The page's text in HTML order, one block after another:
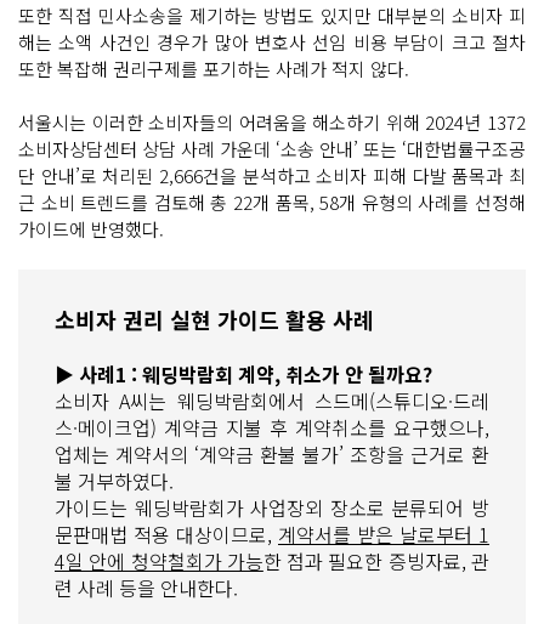
또한 직접 민사소송을 제기하는 방법도 있지만 대부분의 소비자 피
해는 소액 사건인 경우가 많아 변호사 선임 비용 부담이 크고 절차
또한 복잡해 권리구제를 포기하는 사례가 적지 않다.
서울시는 이러한 소비자들의 어려움을 해소하기 위해 2024년 1372
소비자상담센터 상담 사례 가운데 ‘소송 안내’ 또는 ‘대한법률구조공
단 안내’로 처리된 2,666건을 분석하고 소비자 피해 다발 품목과 최
근 소비 트렌드를 검토해 총 22개 품목, 58개 유형의 사례를 선정해
가이드에 반영했다.
소비자 권리 실현 가이드 활용 사례
▶ 사례1 : 웨딩박람회 계약, 취소가 안 될까요?
소비자 A씨는 웨딩박람회에서 스드메(스튜디오·드레
스·메이크업) 계약금 지불 후 계약취소를 요구했으나,
업체는 계약서의 ‘계약금 환불 불가’ 조항을 근거로 환
불 거부하였다.
가이드는 웨딩박람회가 사업장외 장소로 분류되어 방
문판매법 적용 대상이므로, 계약서를 받은 날로부터 1
4일 안에 청약철회가 가능한 점과 필요한 증빙자료, 관
련 사례 등을 안내한다.